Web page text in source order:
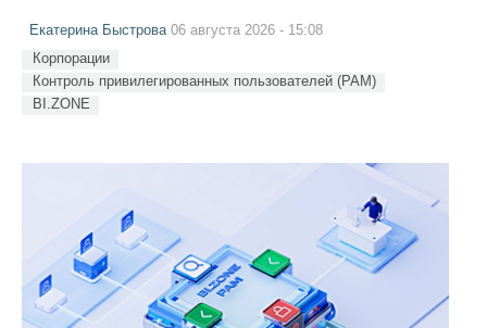
Екатерина Быстрова06 августа 2026 - 15:08
Корпорации
Контроль привилегированных пользователей (PAM)
BI.ZONE